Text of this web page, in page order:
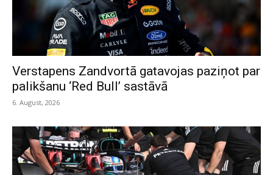
Verstapens Zandvortā gatavojas paziņot par
palikšanu ‘Red Bull’ sastāvā
6. August, 2026